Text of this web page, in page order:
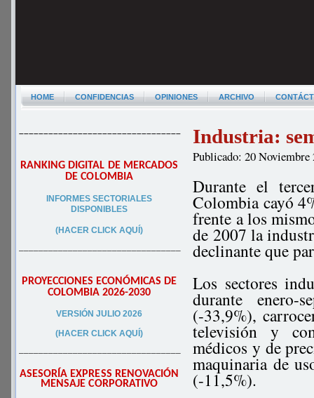
HOME CONFIDENCIAS OPINIONES ARCHIVO
–––––––––––––––––––––––––––––––––
RANKING DIGITAL DE MERCADOS
DE COLOMBIA
INFORMES SECTORIALES
DISPONIBLES
(HACER CLICK AQUÍ)
–––––––––––––––––––––––––––––––––
PROYECCIONES ECONÓMICAS DE
COLOMBIA 2026-2030
VERSIÓN JULIO 2026
(HACER CLICK AQUÍ)
–––––––––––––––––––––––––––––––––
ASESORÍA EXPRESS RENOVACIÓN
MENSAJE CORPORATIVO
Industria:
Publicado: 20 Noviembre
Durante el
Colombia cayó
frente a los
de 2007 la
declinante que
Los sectores
durante enero-
(-33,9%),
televisión y
médicos y de
maquinaria de
(-11,5%).